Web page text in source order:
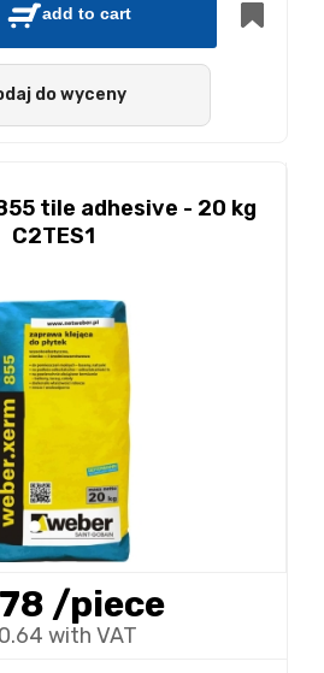
add to cart
do wyceny
855 tile adhesive - 20 kg
C2TES1
/piece
with VAT